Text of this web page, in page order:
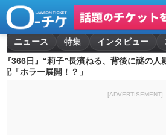
ニュース 特集 インタビュー
『366日』“莉子”長濱ねる、背後に謎の
配「ホラー展開！？」
[ADVERTISEMENT]